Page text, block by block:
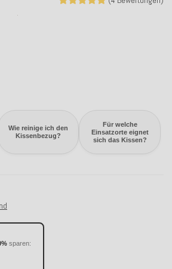
Wie reinige ich den
Kissenbezug?
Für welche
Einsatzorte eignet
sich das Kissen?
sparen: